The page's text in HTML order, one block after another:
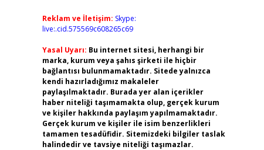
Reklam ve İletişim: Skype:
live:.cid.575569c608265c69
Yasal Uyarı: Bu internet sitesi, herhangi bir
marka, kurum veya şahıs şirketi ile hiçbir
bağlantısı bulunmamaktadır. Sitede yalnızca
kendi hazırladığımız makaleler
paylaşılmaktadır. Burada yer alan içerikler
haber niteliği taşımamakta olup, gerçek kurum
ve kişiler hakkında paylaşım yapılmamaktadır.
Gerçek kurum ve kişiler ile isim benzerlikleri
tamamen tesadüfidir. Sitemizdeki bilgiler taslak
halindedir ve tavsiye niteliği taşımazlar.